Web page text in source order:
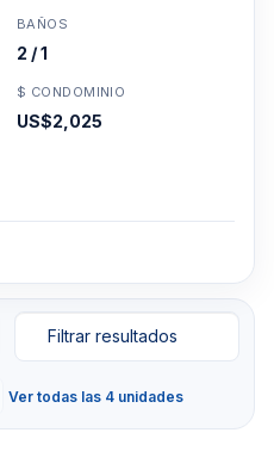
BAÑOS
2 / 1
$ CONDOMINIO
US$2,025
Ver todas las 4 unidades
Filtrar resultados